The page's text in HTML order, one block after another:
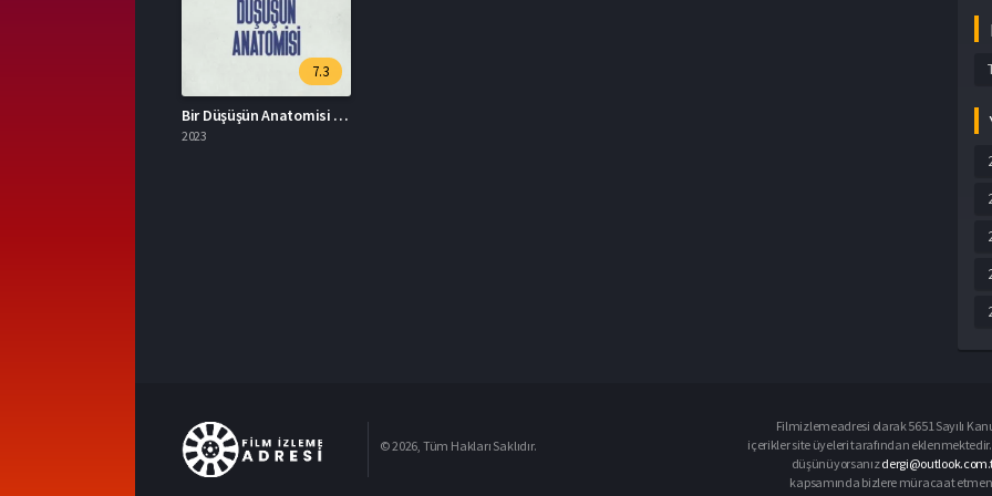
7.3
Bir Düşüşün Anatomisi Türkçe Dublaj İzle
2023
© 2026, Tüm Hakları Saklıdır.
Filmizlemeadresi olarak 5651 Sayılı
içerikler site üyeleri tarafından
düşünüyorsanız
kapsamında bizlere müracaat